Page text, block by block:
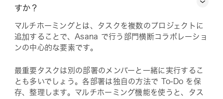
すか？
マルチホーミングとは、タスクを複数のプロジェクトに
追加することで、Asana で行う部門横断コラボレーショ
ンの中心的な要素です。
最重要タスクは別の部署のメンバーと一緒に実行するこ
とも多いでしょう。各部署は独自の方法で To-Do を保
存、整理します。マルチホーミング機能を使うと、タス